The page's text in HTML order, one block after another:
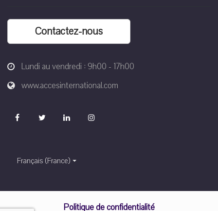
Contactez-nous
Lundi au vendredi : 9h00 - 17h00
www.accesinternational.com
Français (France)
Politique de confidentialité